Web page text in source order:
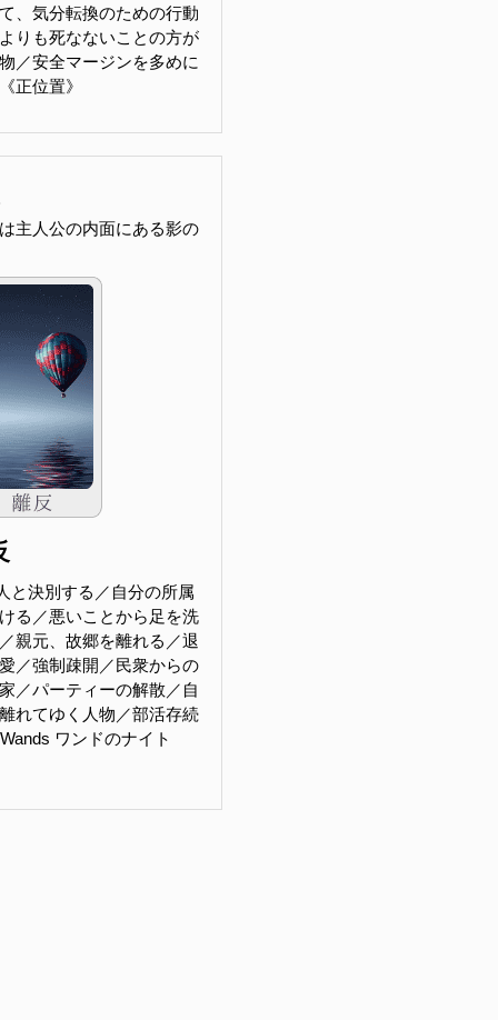
、気分転換のための行動
りも死なないことの方が
／安全マージンを多めに
正位置》
主人公の内面にある影の
と決別する／自分の所属
る／悪いことから足を洗
親元、故郷を離れる／退
／強制疎開／民衆からの
／パーティーの解散／自
れてゆく人物／部活存続
ワンドのナイト